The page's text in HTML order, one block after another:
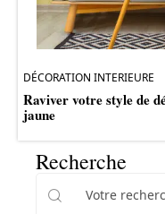
DÉCORATION INTERIEURE
Raviver votre style de
jaune
Recherche